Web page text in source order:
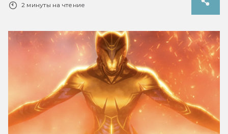
2 минуты на чтение